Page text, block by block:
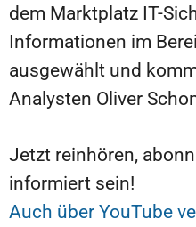
dem Marktplatz IT-
Informationen im
ausgewählt und
Analysten Oliver
Jetzt reinhören,
informiert sein!
Auch über YouTube